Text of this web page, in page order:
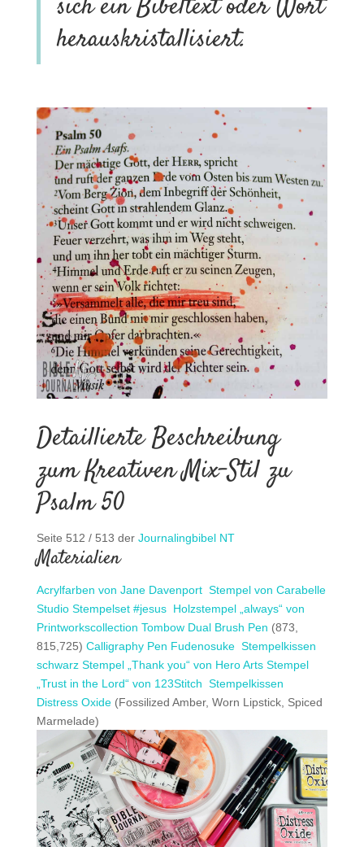
herauskristallisiert.
Detaillierte Beschreibung
zum Kreativen Mix-Stil zu
Psalm 50
Seite 512 / 513 der Journalingbibel NT
Materialien
Acrylfarben von Jane Davenport Stempel von Carabelle
Studio Stempelset #jesus Holzstempel „always“ von
Printworkscollection Tombow Dual Brush Pen (873,
815,725) Calligraphy Pen Fudenosuke Stempelkissen
schwarz Stempel „Thank you“ von Hero Arts Stempel
„Trust in the Lord“ von 123Stitch Stempelkissen
Distress Oxide(Fossilized Amber, Worn Lipstick, Spiced
Marmelade)